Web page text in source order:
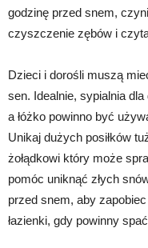
godzinę przed snem,
czyszczenie zębów i
Dzieci i dorośli muszą
sen. Idealnie, sypialnia
a łóżko powinno być
Unikaj dużych posiłków
żołądkowi który może
pomóc uniknąć złych
przed snem, aby
łazienki, gdy powinny